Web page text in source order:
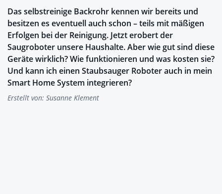
Das selbstreinige Backrohr kennen wir bereits und
besitzen es eventuell auch schon – teils mit mäßigen
Erfolgen bei der Reinigung. Jetzt erobert der
Saugroboter unsere Haushalte. Aber wie gut sind diese
Geräte wirklich? Wie funktionieren und was kosten sie?
Und kann ich einen Staubsauger Roboter auch in mein
Smart Home System integrieren?
Erstellt von: Susanne Klement